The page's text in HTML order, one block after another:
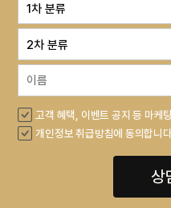
고객 혜택, 이벤트 공지 등 마케
개인정보 취급방침에 동의합니
상